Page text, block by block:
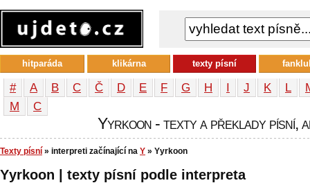
# A B C Č D E F G H I J K L
М
С
Yyrkoon - texty a překlady písní,
Texty písní » interpreti začínající na Y » Yyrkoon
Yyrkoon | texty písní podle interpreta
hitparáda klikárna texty písní